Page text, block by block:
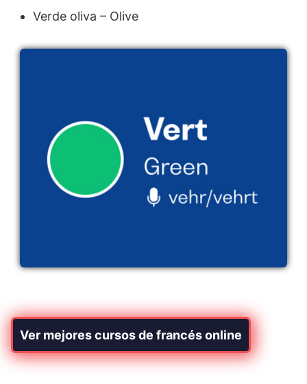
Verde oliva – Olive
Ver mejores cursos de francés online